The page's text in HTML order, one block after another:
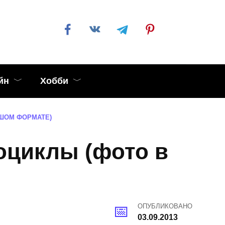
Хобби
ФОРМАТЕ)
(фото в
ОПУБЛИКОВАНО
03.09.2013